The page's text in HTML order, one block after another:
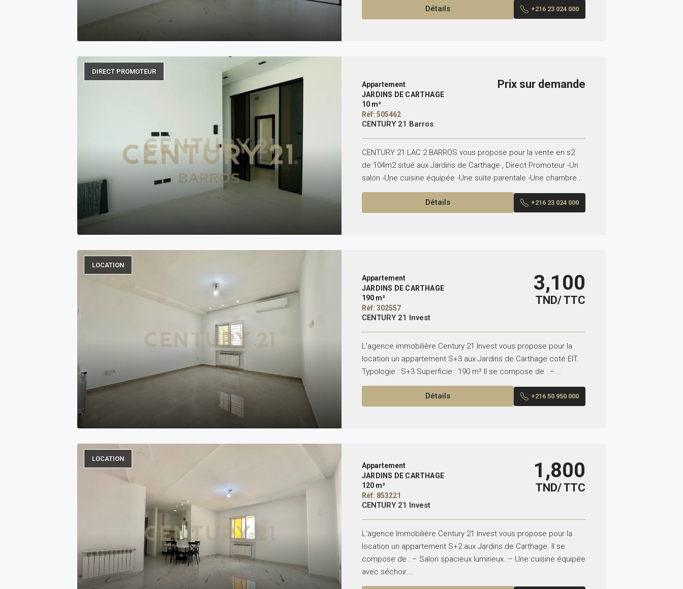
Détails +216 23 024 000
DIRECT PROMOTEUR
Appartement
JARDINS DE CARTHAGE
10 m²
Réf: 505462
CENTURY 21 Barros
Prix sur demande
CENTURY 21 LAC 2 BARROS vous propose pour la vente en s2
de 104m2 situé aux Jardins de Carthage , Direct Promoteur -Un
salon -Une cuisine équipée -Une suite parentale -Une chambre...
Détails +216 23 024 000
LOCATION
Appartement
JARDINS DE CARTHAGE
190 m²
Réf: 302557
CENTURY 21 Invest
3,100
TND/ TTC
L’agence immobilière Century 21 Invest vous propose pour la
location un appartement S+3 aux Jardins de Carthage coté EIT.
Typologie : S+3 Superficie : 190 m² Il se compose de : –...
Détails +216 50 950 000
LOCATION
Appartement
JARDINS DE CARTHAGE
120 m²
Réf: 853221
CENTURY 21 Invest
1,800
TND/ TTC
L’agence Immobilière Century 21 Invest vous propose pour la
location un appartement S+2 aux Jardins de Carthage. Il se
compose de : – Salon spacieux lumineux. – Une cuisine équipée
avec séchoir....